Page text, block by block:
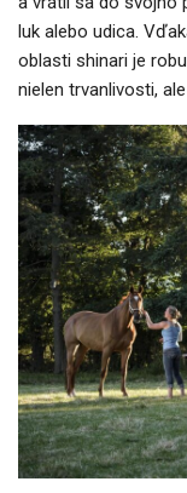
luk alebo udica.
oblasti shinari je
nielen trvanlivosti,